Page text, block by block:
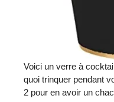
Voici un verre à
quoi trinquer pendant
2 pour en avoir un